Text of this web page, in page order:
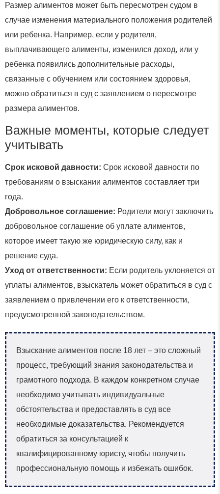
Размер алиментов может быть пересмотрен судом в
случае изменения материального положения родителей
или ребенка. Например, если у родителя,
выплачивающего алименты, изменился доход, или у
ребенка появились дополнительные расходы,
связанные с обучением или состоянием здоровья,
можно обратиться в суд с заявлением о пересмотре
размера алиментов.
Важные моменты, которые следует
учитывать
Срок исковой давности: Срок исковой давности по
требованиям о взыскании алиментов составляет три
года.
Добровольное соглашение: Родители могут заключить
добровольное соглашение об уплате алиментов,
которое имеет такую же юридическую силу, как и
решение суда.
Уход от ответственности: Если родитель уклоняется от
уплаты алиментов, взыскатель может обратиться в суд с
заявлением о привлечении его к ответственности,
предусмотренной законодательством.
Взыскание алиментов после 18 лет – это сложный
процесс, требующий знания законодательства и
грамотного подхода. В каждом конкретном случае
необходимо учитывать индивидуальные
обстоятельства и предоставлять в суд все
необходимые доказательства. Рекомендуется
обратиться за консультацией к
квалифицированному юристу, чтобы получить
профессиональную помощь и избежать ошибок.